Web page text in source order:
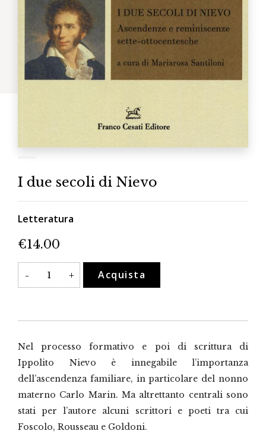
I due secoli di Nievo
Letteratura
€14.00
-
I
due
secoli
+ Acquista
Nel processo formativo e poi di scrittura di
Ippolito Nievo è innegabile l’importanza
dell’ascendenza familiare, in particolare del nonno
materno Carlo Marin. Ma altrettanto centrali sono
stati per l’autore alcuni scrittori e poeti tra cui
Foscolo, Rousseau e Goldoni.